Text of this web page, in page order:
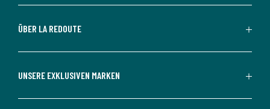
ÜBER LA REDOUTE
UNSERE EXKLUSIVEN MARKEN